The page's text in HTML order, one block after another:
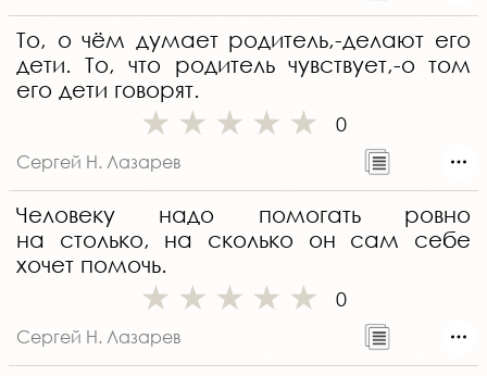
То, о чём думает родитель,-делают его
дети. То, что родитель чувствует,-о том
его дети говорят.
0
Сергей Н. Лазарев
Человеку надо помогать ровно
на столько, на сколько он сам себе
хочет помочь.
0
Сергей Н. Лазарев